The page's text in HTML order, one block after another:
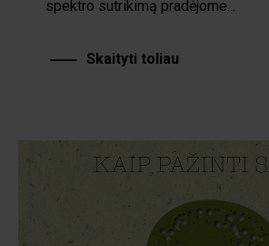
spektro sutrikimą pradėjome...
Skaityti toliau